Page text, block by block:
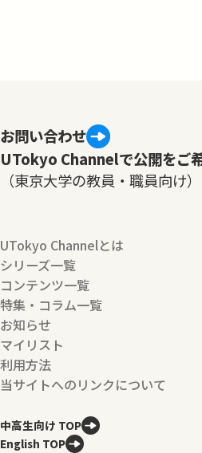
お問い合わせ
UTokyo Channelで公開をご
（東京大学の教員・職員向け）
UTokyo Channelとは
シリーズ一覧
コンテンツ一覧
特集・コラム一覧
お知らせ
マイリスト
利用方法
当サイトへのリンクについて
中高生向け TOP
English TOP